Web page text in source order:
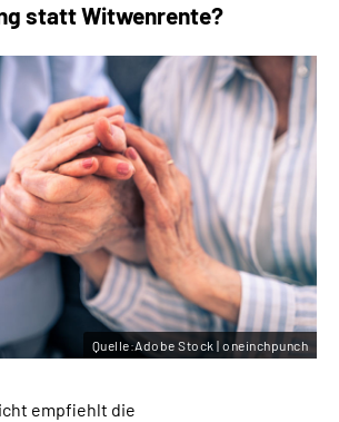
statt Witwenrente?
empfiehlt die
Quelle:Adobe Stock | oneinchpunch